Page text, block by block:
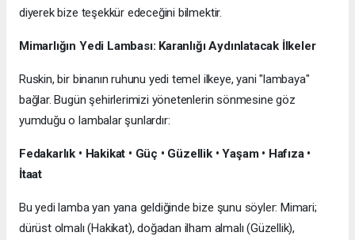
diyerek bize teşekkür edeceğini bilmektir.
Mimarlığın Yedi Lambası: Karanlığı Aydınlatacak İlkeler
Ruskin, bir binanın ruhunu yedi temel ilkeye, yani "lambaya"
bağlar. Bugün şehirlerimizi yönetenlerin sönmesine göz
yumduğu o lambalar şunlardır:
Fedakarlık • Hakikat • Güç • Güzellik • Yaşam • Hafıza •
İtaat
Bu yedi lamba yan yana geldiğinde bize şunu söyler: Mimari;
dürüst olmalı (Hakikat), doğadan ilham almalı (Güzellik),